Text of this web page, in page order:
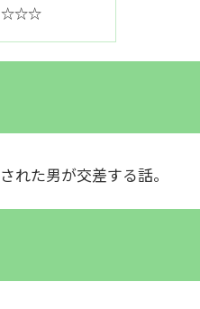
☆☆☆
れた男が交差する話。